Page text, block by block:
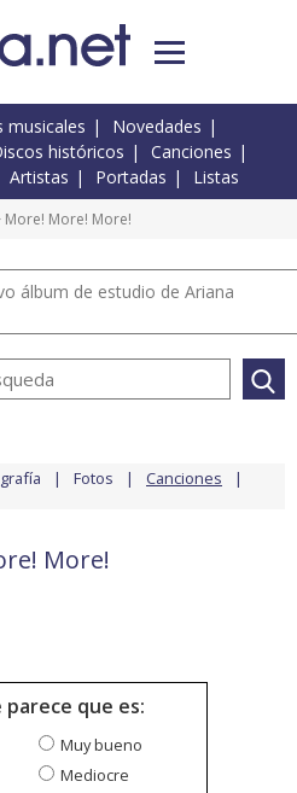
musicales
Novedades
históricos
Canciones
Artistas Portadas Listas
More! More! More!
álbum de estudio de Ariana
Fotos Canciones
More!
parece que es:
Muy bueno
Mediocre